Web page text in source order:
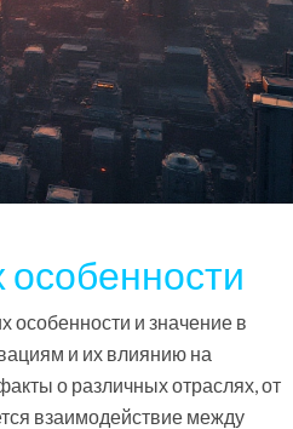
и значение в
и их влиянию на
о различных отраслях, от
взаимодействие между